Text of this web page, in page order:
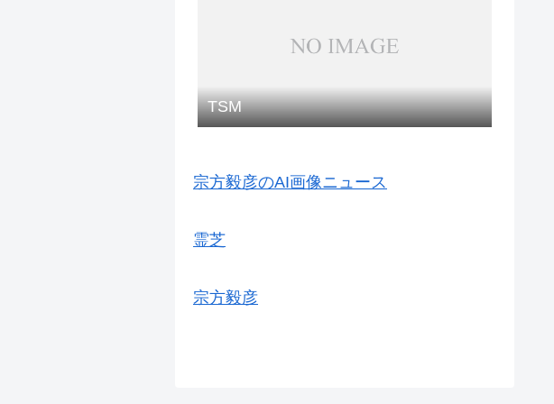
TSM
宗方毅彦のAI画像ニュース
霊芝
宗方毅彦